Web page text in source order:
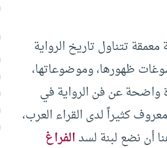
تتناول تاريخ الرواية
ظهورها، وموضوعاتها،
واضحة عن فن الرواية في
كثيراً لدى القراء العرب،
أن نضع لبنة لسدالفراغ